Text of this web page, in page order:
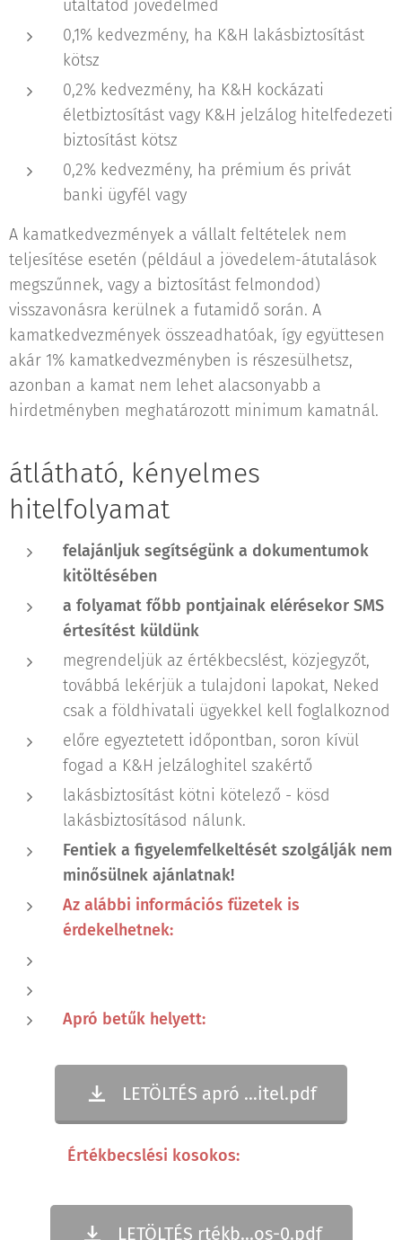
utaltatod jövedelmed
0,1% kedvezmény, ha K&H lakásbiztosítást
kötsz
0,2% kedvezmény, ha K&H kockázati
életbiztosítást vagy K&H jelzálog hitelfedezeti
biztosítást kötsz
0,2% kedvezmény, ha prémium és privát
banki ügyfél vagy
A kamatkedvezmények a vállalt feltételek nem
teljesítése esetén (például a jövedelem-átutalások
megszűnnek, vagy a biztosítást felmondod)
visszavonásra kerülnek a futamidő során. A
kamatkedvezmények összeadhatóak, így együttesen
akár 1% kamatkedvezményben is részesülhetsz,
azonban a kamat nem lehet alacsonyabb a
hirdetményben meghatározott minimum kamatnál.
átlátható, kényelmes
hitelfolyamat
felajánljuk segítségünk a dokumentumok
kitöltésében
a folyamat főbb pontjainak elérésekor SMS
értesítést küldünk
megrendeljük az értékbecslést, közjegyzőt,
továbbá lekérjük a tulajdoni lapokat, Neked
csak a földhivatali ügyekkel kell foglalkoznod
előre egyeztetett időpontban, soron kívül
fogad a K&H jelzáloghitel szakértő
lakásbiztosítást kötni kötelező - kösd
lakásbiztosításod nálunk.
Fentiek a figyelemfelkeltését szolgálják nem
minősülnek ajánlatnak!
Az alábbi információs füzetek is
érdekelhetnek:
Apró betűk helyett:
LETÖLTÉS apró ...itel.pdf
Értékbecslési kosokos:
LETÖLTÉS rtékb...os-0.pdf